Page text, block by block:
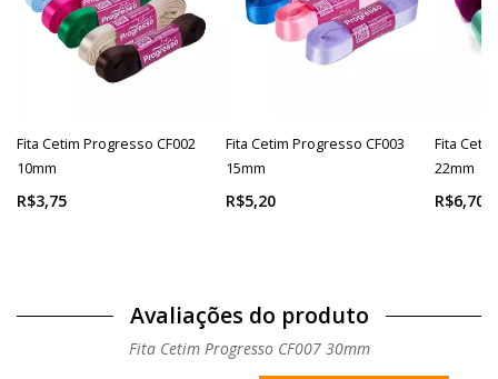
Fita Cetim Progresso CF002
10mm
R$3,75
Fita Cetim Progresso CF003
15mm
R$5,20
Fita
22mm
R$6,70
Avaliações do produto
Fita Cetim Progresso CF007 30mm